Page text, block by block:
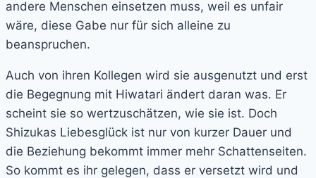
andere Menschen einsetzen muss, weil es unfair
wäre, diese Gabe nur für sich alleine zu
beanspruchen.
Auch von ihren Kollegen wird sie ausgenutzt und erst
die Begegnung mit Hiwatari ändert daran was. Er
scheint sie so wertzuschätzen, wie sie ist. Doch
Shizukas Liebesglück ist nur von kurzer Dauer und
die Beziehung bekommt immer mehr Schattenseiten.
So kommt es ihr gelegen, dass er versetzt wird und